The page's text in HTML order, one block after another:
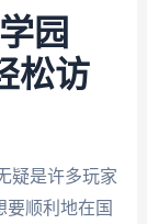
园
松访
疑是许多玩家
要顺利地在国